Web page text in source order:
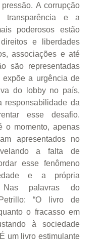
A corrupção
transparência e a
poderosos estão
e liberdades
associações e até
são representadas
a urgência de
do lobby no país,
responsabilidade da
esse desafio.
o momento, apenas
apresentados no
a falta de
esse fenômeno
e a própria
Nas palavras do
“O livro de
o fracasso em
à sociedade
um livro estimulante